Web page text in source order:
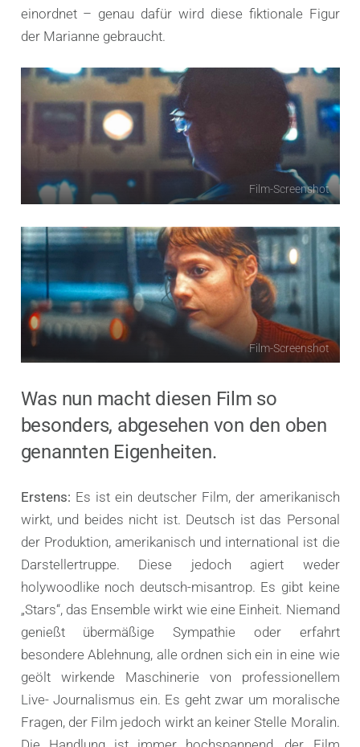
einordnet – genau dafür wird diese fiktionale Figur
der Marianne gebraucht.
Film-Screenshot
Film-Screenshot
Was nun macht diesen Film so
besonders, abgesehen von den oben
genannten Eigenheiten.
Erstens: Es ist ein deutscher Film, der amerikanisch
wirkt, und beides nicht ist. Deutsch ist das Personal
der Produktion, amerikanisch und international ist die
Darstellertruppe. Diese jedoch agiert weder
holywoodlike noch deutsch-misantrop. Es gibt keine
„Stars“, das Ensemble wirkt wie eine Einheit. Niemand
genießt übermäßige Sympathie oder erfahrt
besondere Ablehnung, alle ordnen sich ein in eine wie
geölt wirkende Maschinerie von professionellem
Live- Journalismus ein. Es geht zwar um moralische
Fragen, der Film jedoch wirkt an keiner Stelle Moralin.